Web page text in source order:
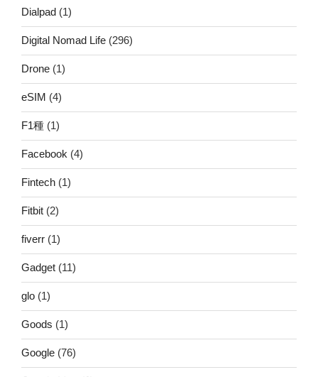
Dialpad (1)
Digital Nomad Life (296)
Drone (1)
eSIM (4)
F1種 (1)
Facebook (4)
Fintech (1)
Fitbit (2)
fiverr (1)
Gadget (11)
glo (1)
Goods (1)
Google (76)